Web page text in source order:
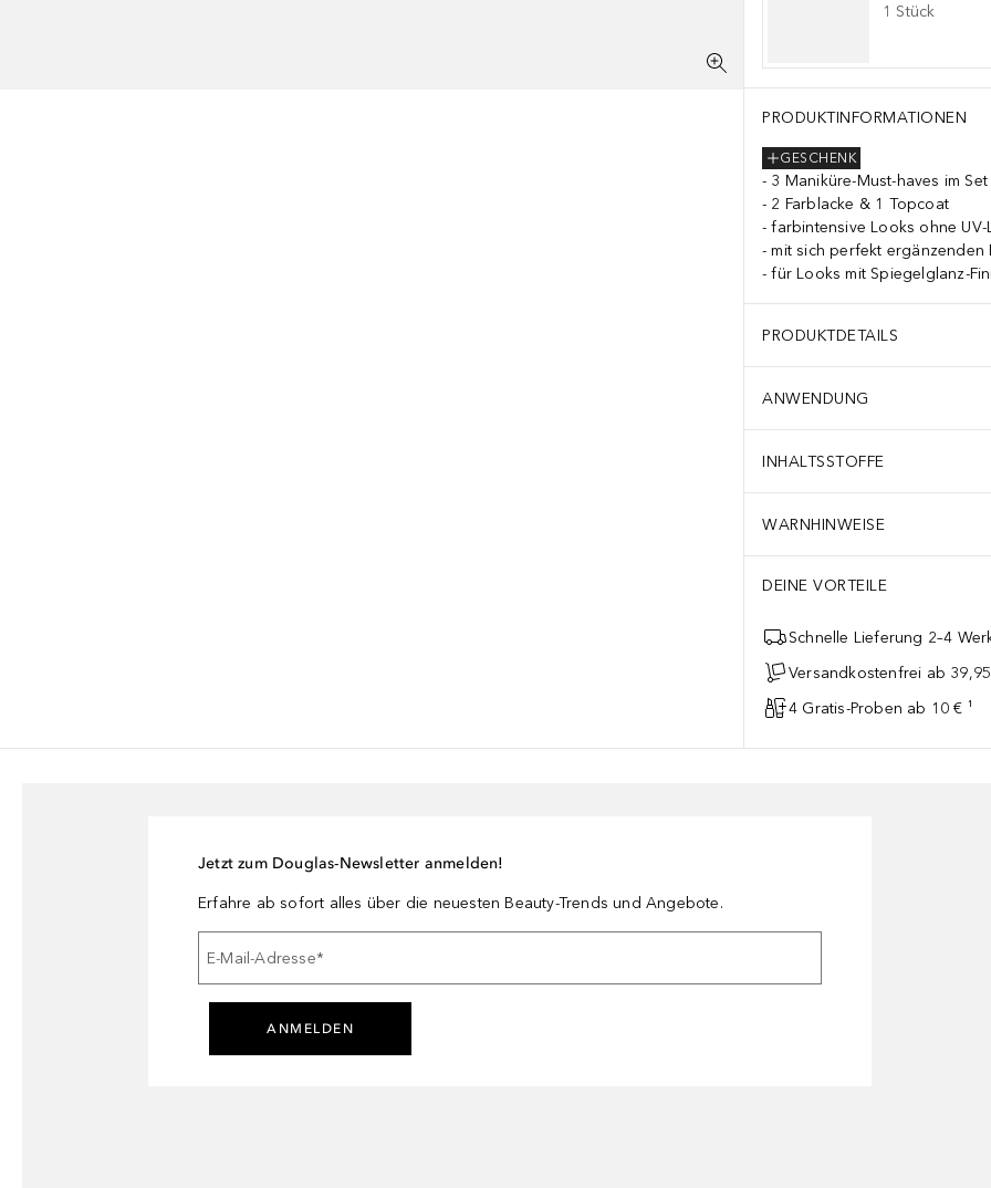
1 Stück
PRODUKTINFORMATIONEN
GESCHENK
3 Maniküre-Must-haves im Set
2 Farblacke & 1 Topcoat
farbintensive Looks ohne UV-
mit sich perfekt ergänzenden
für Looks mit Spiegelglanz-
PRODUKTDETAILS
ANWENDUNG
INHALTSSTOFFE
WARNHINWEISE
DEINE VORTEILE
Schnelle Lieferung 2–4
Versandkostenfrei ab
4 Gratis-Proben ab 10 € ¹
Jetzt zum Douglas-Newsletter anmelden!
Erfahre ab sofort alles über die neuesten Beauty-Trends und Angebote.
E-Mail-Adresse*
ANMELDEN